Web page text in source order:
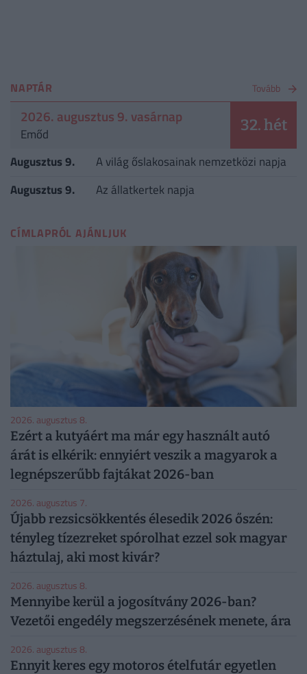
NAPTÁR Tovább
2026. augusztus 9. vasárnap
Emőd 32. hét
Augusztus 9.
A világ őslakosainak nemzetközi napja
Augusztus 9.
Az állatkertek napja
CÍMLAPRÓL AJÁNLJUK
2026. augusztus 8.
Ezért a kutyáért ma már egy használt autó
árát is elkérik: ennyiért veszik a magyarok a
legnépszerűbb fajtákat 2026-ban
2026. augusztus 7.
Újabb rezsicsökkentés élesedik 2026 őszén:
tényleg tízezreket spórolhat ezzel sok magyar
háztulaj, aki most kivár?
2026. augusztus 8.
Mennyibe kerül a jogosítvány 2026-ban?
Vezetői engedély megszerzésének menete, ára
2026. augusztus 8.
Ennyit keres egy motoros ételfutár egyetlen